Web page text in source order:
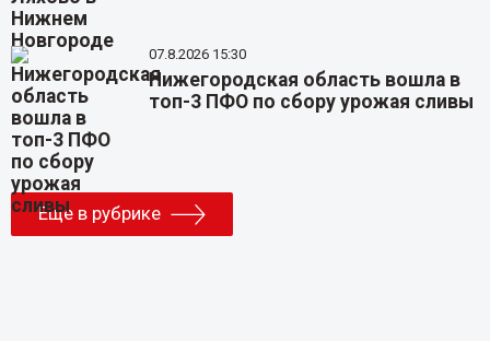
07.8.2026 15:30
Нижегородская область вошла в
топ-3 ПФО по сбору урожая сливы
Еще в рубрике